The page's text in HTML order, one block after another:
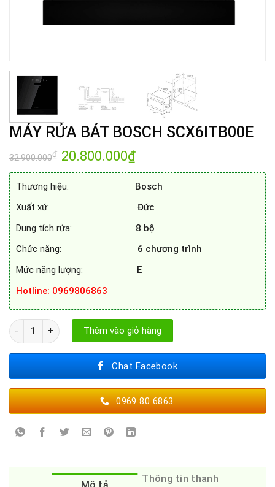
MÁY RỬA BÁT BOSCH SCX6ITB00E
32.900.000₫ Giá
gốc
là:
20.800.000₫Giá
tại
20.800.000₫.
Thương hiệu:
Bosch
Xuất xứ: Đức
Dung tích rửa:
8 bộ
Chức năng:
6 chương trình
Mức năng lượng:
E
Hotline: 0969806863
MÁY RỬA BÁT BOSCH SCX6ITB00E số lượng
Thêm vào giỏ hàng
Chat Facebook
0969 80 6863
Thông tin thanh